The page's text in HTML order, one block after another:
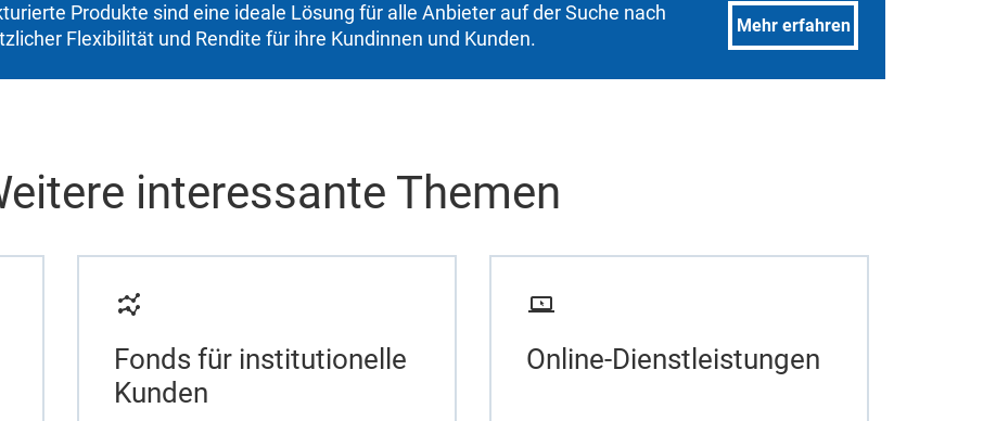
Produkte sind eine ideale Lösung für alle Anbieter auf der Suche nach
Flexibilität und Rendite für ihre Kundinnen und Kunden.
Mehr erfahren
interessante Themen
Fonds für institutionelle
Kunden
Online-Dienstleistungen